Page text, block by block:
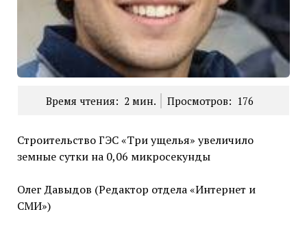
Время чтения: 2 мин. Просмотров: 176
Строительство ГЭС «Три ущелья» увеличило
земные сутки на 0,06 микросекунды
Олег Давыдов (Редактор отдела «Интернет и
СМИ»)